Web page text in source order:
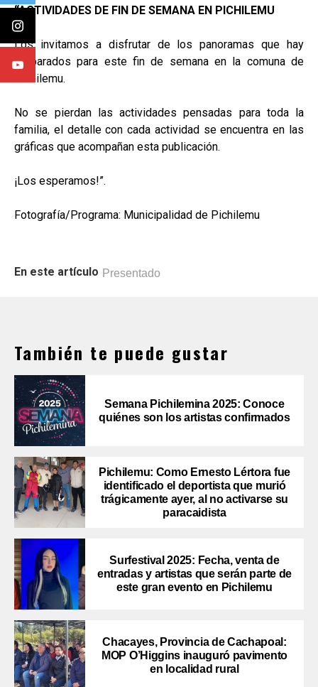
“ACTIVIDADES DE FIN DE SEMANA EN PICHILEMU
Los invitamos a disfrutar de los panoramas que hay
preparados para este fin de semana en la comuna de
Pichilemu.
No se pierdan las actividades pensadas para toda la
familia, el detalle con cada actividad se encuentra en las
gráficas que acompañan esta publicación.
¡Los esperamos!”.
Fotografía/Programa: Municipalidad de Pichilemu
En este artículo Presentado
También te puede gustar
Semana Pichilemina 2025: Conoce
quiénes son los artistas confirmados
Pichilemu: Como Ernesto Lértora fue
identificado el deportista que murió
trágicamente ayer, al no activarse su
paracaidista
Surfestival 2025: Fecha, venta de
entradas y artistas que serán parte de
este gran evento en Pichilemu
Chacayes, Provincia de Cachapoal:
MOP O’Higgins inauguró pavimento
en localidad rural